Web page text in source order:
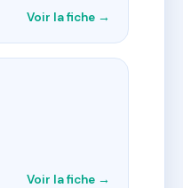
Voir la fiche →
Voir la fiche →